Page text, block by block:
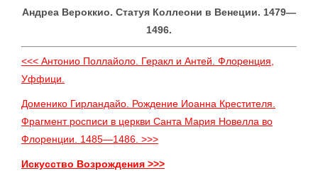
Андреа Вероккио. Статуя Коллеони в Венеции. 1479—
1496.
<<< Антонио Поллайоло. Геракл и Антей. Флоренция,
Уффици.
Доменико Гирландайо. Рождение Иоанна Крестителя.
Фрагмент росписи в церкви Санта Мария Новелла во
Флоренции. 1485—1486. >>>
Искусство Возрождения >>>